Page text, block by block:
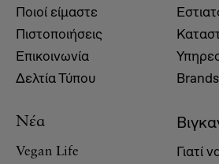
Ποιοί είμαστε
Πιστοποιήσεις
Επικοινωνία
Δελτία Τύπου
Brands
Νέα
Vegan Life
Γιατί